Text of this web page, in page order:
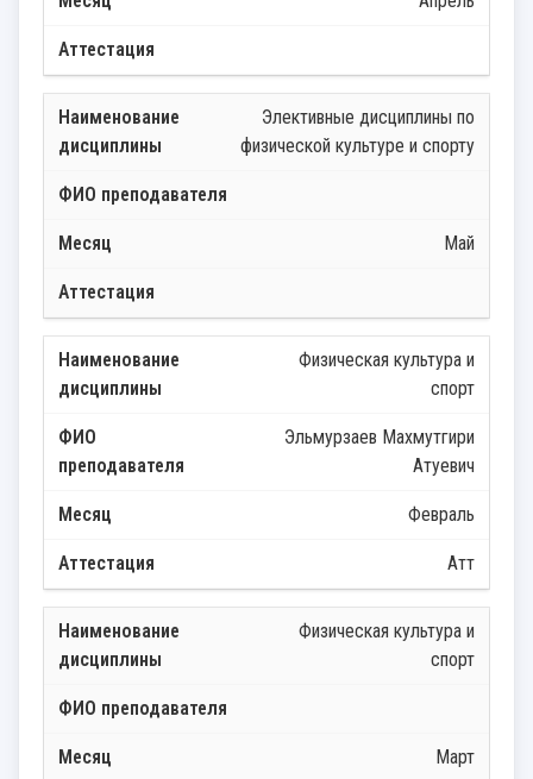
Элективные дисциплины по
физической культуре и спорту
Май
Физическая культура и
спорт
Эльмурзаев Махмутгири
Атуевич
Февраль
Атт
Физическая культура и
спорт
Март